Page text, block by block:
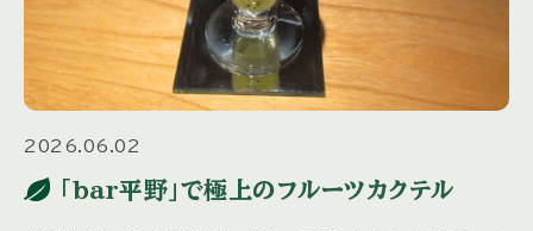
2026.06.02
「bar平野」で極上のフルーツカクテル